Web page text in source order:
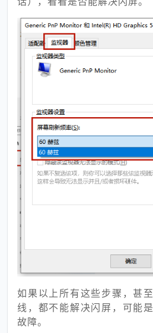
如果以上所有这些步骤，甚
线，都不能解决闪屏，可能
故障。